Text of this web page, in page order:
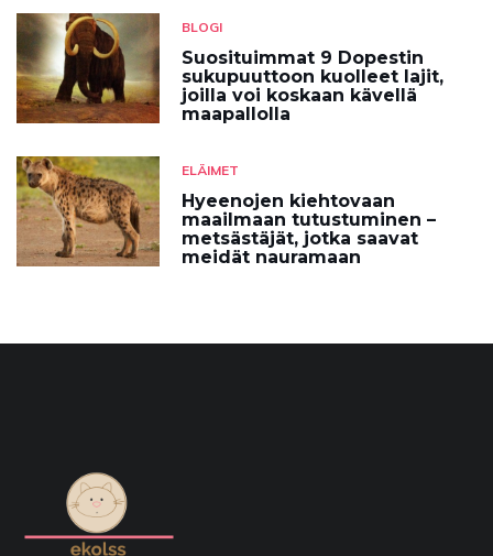
BLOGI
Suosituimmat 9 Dopestin
sukupuuttoon kuolleet lajit,
joilla voi koskaan kävellä
maapallolla
ELÄIMET
Hyeenojen kiehtovaan
maailmaan tutustuminen –
metsästäjät, jotka saavat
meidät nauramaan